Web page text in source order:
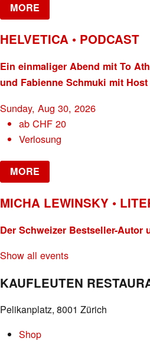
MORE
HELVETICA • PODCAST
Ein einmaliger Abend mit To
und Fabienne Schmuki mit
Sunday, Aug 30, 2026
abCHF 20
Verlosung
MORE
MICHA LEWINSKY •
Der Schweizer Bestseller-Autor
Show all events
KAUFLEUTEN
Pelikanplatz, 8001 Zürich
Shop